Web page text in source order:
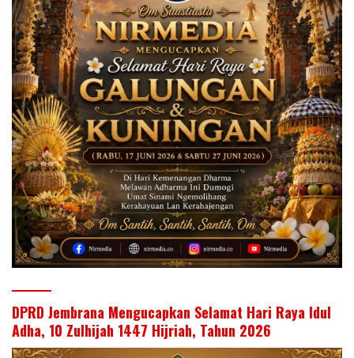
DPRD Jembrana Mengucapkan Selamat Hari Raya Idul
Adha, 10 Zulhijah 1447 Hijriah, Tahun 2026